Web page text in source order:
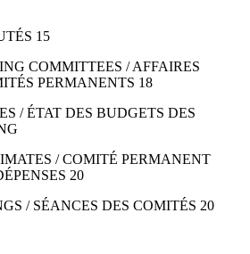
15
COMMITTEES / AFFAIRES
PERMANENTS 18
/ ÉTAT DES BUDGETS DES
/ COMITÉ PERMANENT
20
/ SÉANCES DES COMITÉS 20